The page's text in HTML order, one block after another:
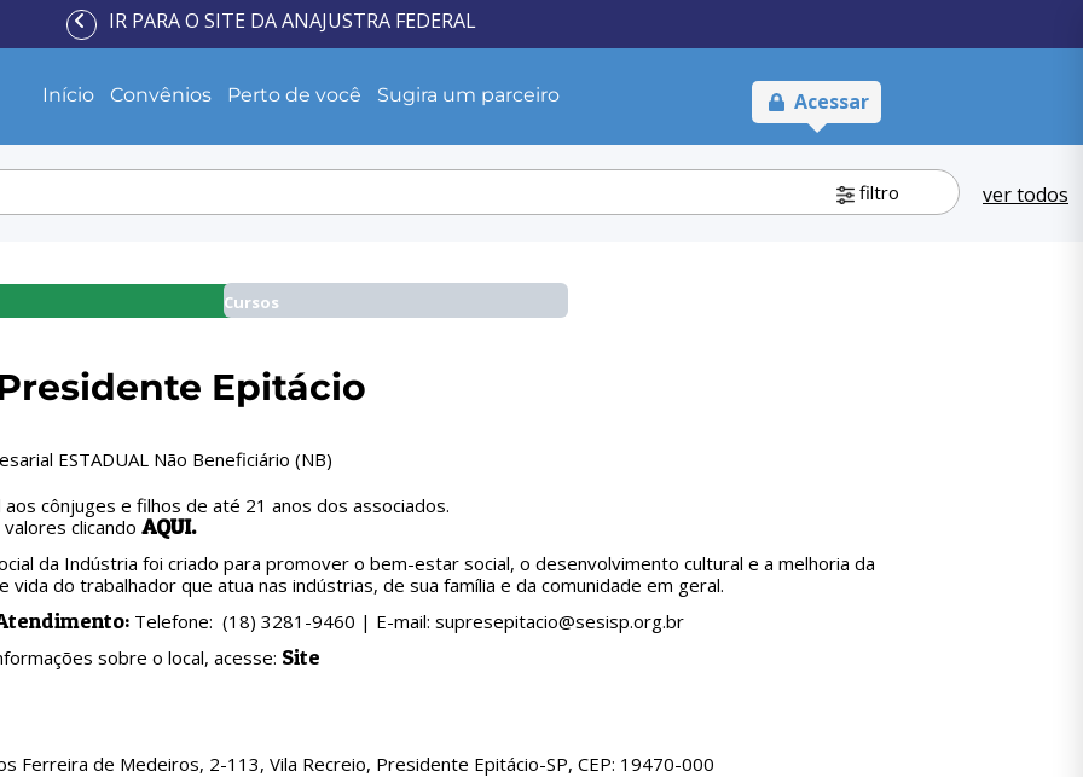
IR PARA O SITE DA ANAJUSTRA FEDERAL
Início Convênios Perto de você Sugira um parceiro Acessar
filtro ver todos
Cursos
Epitácio
ESTADUAL Não Beneficiário (NB)
aos cônjuges e filhos de até 21 anos dos associados.
clicando AQUI.
da Indústria foi criado para promover o bem-estar social, o desenvolvimento cultural e a melhoria da
vida do trabalhador que atua nas indústrias, de sua família e da comunidade em geral.
Telefone: (18) 3281-9460 | E-mail: supresepitacio@sesisp.org.br
sobre o local, acesse: Site
Ferreira de Medeiros, 2-113, Vila Recreio, Presidente Epitácio-SP, CEP: 19470-000